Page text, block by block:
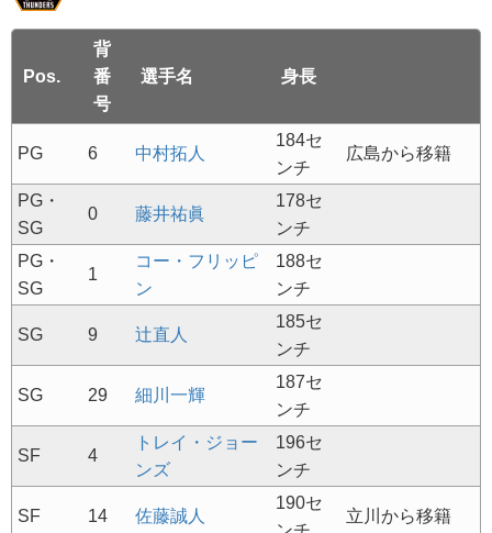
Pos.
背
番
号
選手名 身長
PG 6 中村拓人
184セ
ンチ
広島から移籍
PG・
SG
0 藤井祐眞
178セ
ンチ
PG・
SG
1
コー・フリッピ
ン
188セ
ンチ
SG 9 辻直人
185セ
ンチ
SG 29 細川一輝
187セ
ンチ
SF 4
トレイ・ジョー
ンズ
196セ
ンチ
SF 14 佐藤誠人
190セ
立川から移籍